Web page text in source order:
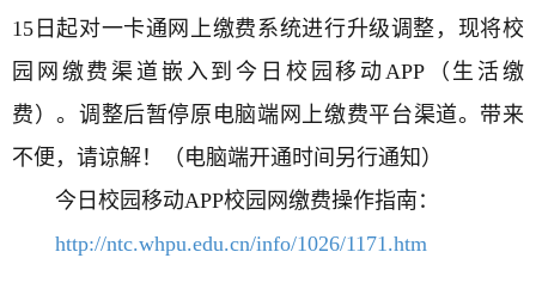
15日起对一卡通网上缴费系统进行升级调整，现将校
园网 缴费 渠道嵌入到今日校园移动 APP（生活缴
费）。 调整后暂停原 电脑端网上缴费平台渠道。 带来
不便，请谅解！（电脑端开通时间另行通知）
今日校园移动APP校园网缴费操作指南：
http://ntc.whpu.edu.cn/info/1026/1171.htm